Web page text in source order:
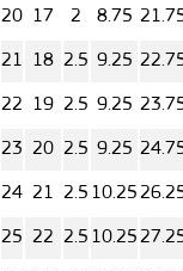
20 17 2 8.75
21 18 2.5 9.25
22 19 2.5 9.25
23 20 2.5 9.25
24 21 2.5 10.25
25 22 2.5 10.25